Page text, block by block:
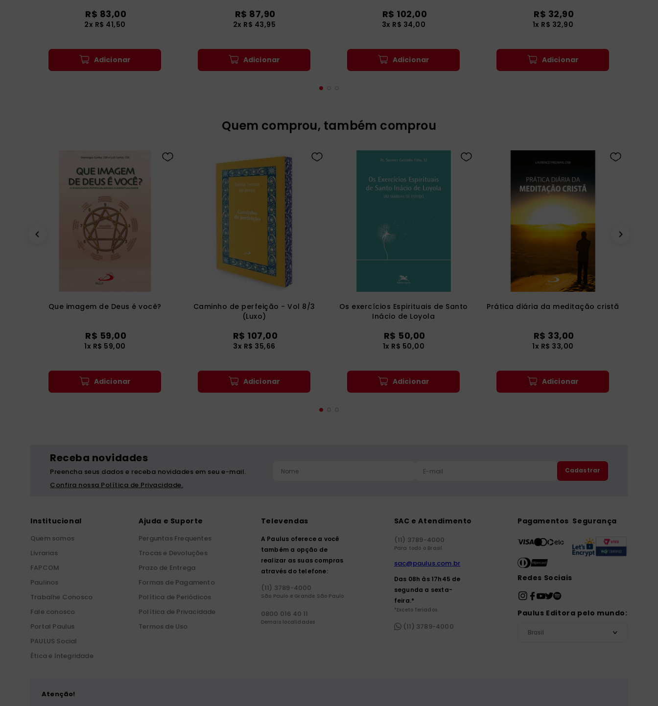
R$ 83,00
2x R$ 41,50
Adicionar
R$ 87,90
2x R$ 43,95
Adicionar
R$ 102,00
3x R$ 34,00
Adicionar
R$ 32,90
1x R$ 32,90
Adicionar
Quem comprou, também comprou
Que imagem de Deus é você?
R$ 59,00
1x R$ 59,00
Adicionar
Caminho de perfeição - Vol 8/3
(Luxo)
R$ 107,00
3x R$ 35,66
Adicionar
Os exercícios Espirituais de Santo
Inácio de Loyola
R$ 50,00
1x R$ 50,00
Adicionar
Prática diária da meditação cristã
R$ 33,00
1x R$ 33,00
Adicionar
Receba novidades
Preencha seus dados e receba novidades em seu e-mail.
Confira nossa Política de Privacidade.
Cadastrar
Institucional
Quem somos
Livrarias
FAPCOM
Paulinos
Trabalhe Conosco
Fale conosco
Portal Paulus
PAULUS Social
Ética e Integridade
Ajuda e Suporte
Perguntas Frequentes
Trocas e Devoluções
Prazo de Entrega
Formas de Pagamento
Política de Periódicos
Política de Privacidade
Termos de Uso
Televendas
A Paulus oferece a você
também a opção de
realizar as suas compras
através do telefone:
(11) 3789-4000
São Paulo e Grande São Paulo
0800 016 40 11
Demais localidades
SAC e Atendimento
(11) 3789-4000
Para todo o Brasil
sac@paulus.com.br
Das 08h às 17h45 de
segunda a sexta-
feira.*
*Exceto feriados.
(11) 3789-4000
Pagamentos Segurança
Redes Sociais
Paulus Editora pelo mundo:
Brasil
Atenção!